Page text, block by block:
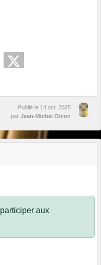
Publié le 14 oct. 2025
par Jean-Michel Oizon
aux